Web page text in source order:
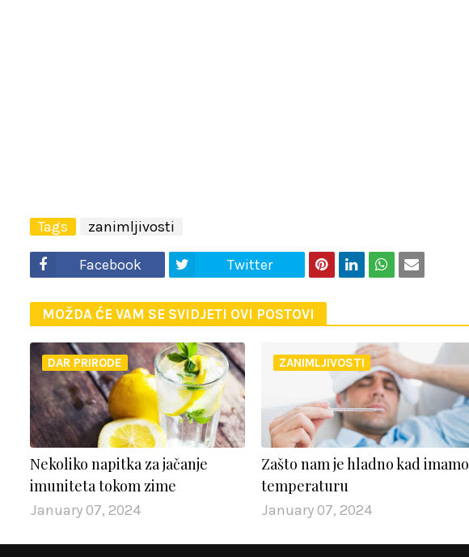
Tags zanimljivosti
Facebook Twitter
MOŽDA ĆE VAM SE SVIDJETI OVI POSTOVI
DAR PRIRODE
Nekoliko napitka za jačanje
imuniteta tokom zime
January 07, 2024
ZANIMLJIVOSTI
Zašto nam je hladno kad imamo
temperaturu
January 07, 2024